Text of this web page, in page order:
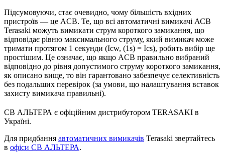
Підсумовуючи, стає очевидно, чому більшість вхідних
пристроїв — це ACB. Те, що всі автоматичні вимикачі АСВ
Terasaki можуть вимикати струм короткого замикання, що
відповідає рівню максимального струму, який вимикач може
тримати протягом 1 секунди (Icw, (1s) = Ics), робить вибір ще
простішим. Це означає, що якщо ACB правильно вибраний
відповідно до рівня допустимого струму короткого замикання,
як описано вище, то він гарантовано забезпечує селективність
без подальших перевірок (за умови, що налаштування вставок
захисту вимикача правильні).
СВ АЛЬТЕРА є офіційним дистрибутором TERASAKI в
Україні.
Для придбання автоматичних вимикачів Terasaki звертайтесь
в офіси СВ АЛЬТЕРА.